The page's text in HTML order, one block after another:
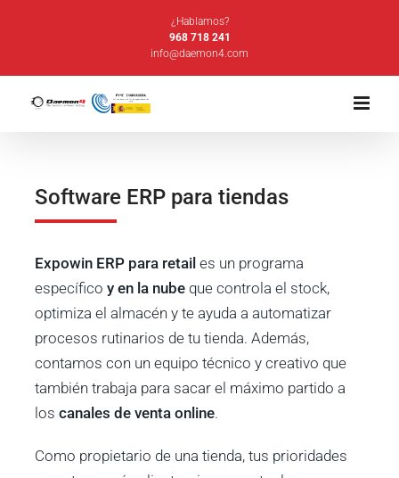
¿Hablamos?
968 718 241
info@daemon4.com
Software ERP para tiendas
Expowin ERP para retail es un programa
específico y en la nube que controla el stock,
optimiza el almacén y te ayuda a automatizar
procesos rutinarios de tu tienda. Además,
contamos con un equipo técnico y creativo que
también trabaja para sacar el máximo partido a
los canales de venta online.
Como propietario de una tienda, tus prioridades